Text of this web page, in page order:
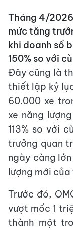
Tháng 4/
mức tăng
khi doanh số
150% so với
Đây cũng là
thiết lập kỷ
60.000 xe
xe năng
113% so với
trưởng quan
ngày càng
lượng mới
Trước đó,
vượt mốc 1
thành một